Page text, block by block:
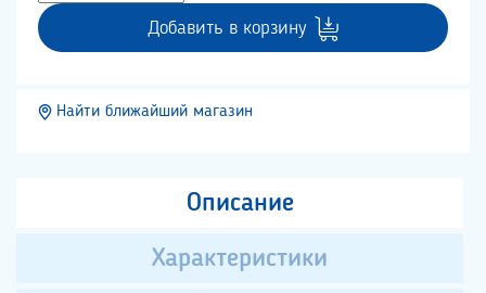
Добавить в корзину
Найти ближайший магазин
Описание
Характеристики